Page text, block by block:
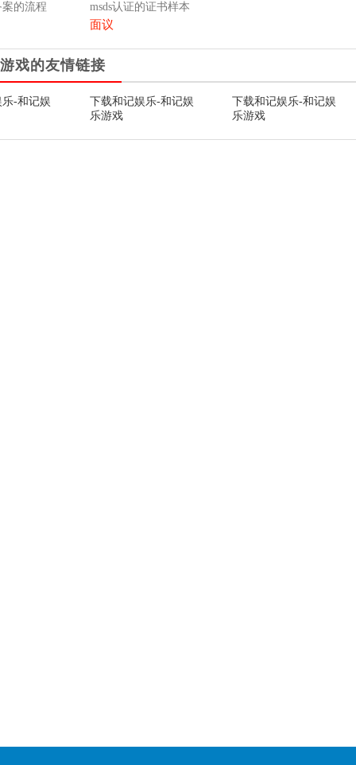
的流程 msds认证的证书样本
面议
戏的友情链接
-和记娱
下载和记娱乐-和记娱
乐游戏
下载和记娱乐-和记娱
乐游戏